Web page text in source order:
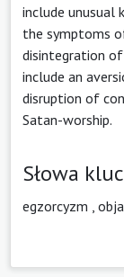
include unusual
the symptoms
disintegration
include an
disruption of
Satan-worship.
Słowa
egzorcyzm